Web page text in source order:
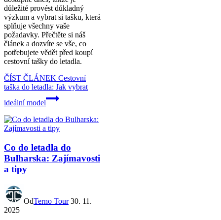
důležité provést důkladný
výzkum a vybrat si tašku, která
splňuje všechny vaše
požadavky. Přečtěte si náš
článek a dozvíte se vše, co
potřebujete vědět před koupí
cestovní tašky do letadla.
ČÍST ČLÁNEK Cestovní
taška do letadla: Jak vybrat
ideální model
Co do letadla do
Bulharska: Zajímavosti
a tipy
OdTerno Tour 30. 11.
2025